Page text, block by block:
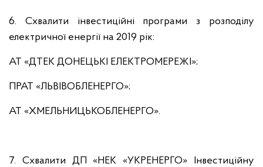
6. Схвалити інвестиційні програми з розподілу
електричної енергії на 2019 рік:
АТ «ДТЕК ДОНЕЦЬКІ ЕЛЕКТРОМЕРЕЖІ»;
ПРАТ «ЛЬВІВОБЛЕНЕРГО»;
АТ «ХМЕЛЬНИЦЬКОБЛЕНЕРГО».
7. Схвалити ДП «НЕК «УКРЕНЕРГО» Інвестиційну